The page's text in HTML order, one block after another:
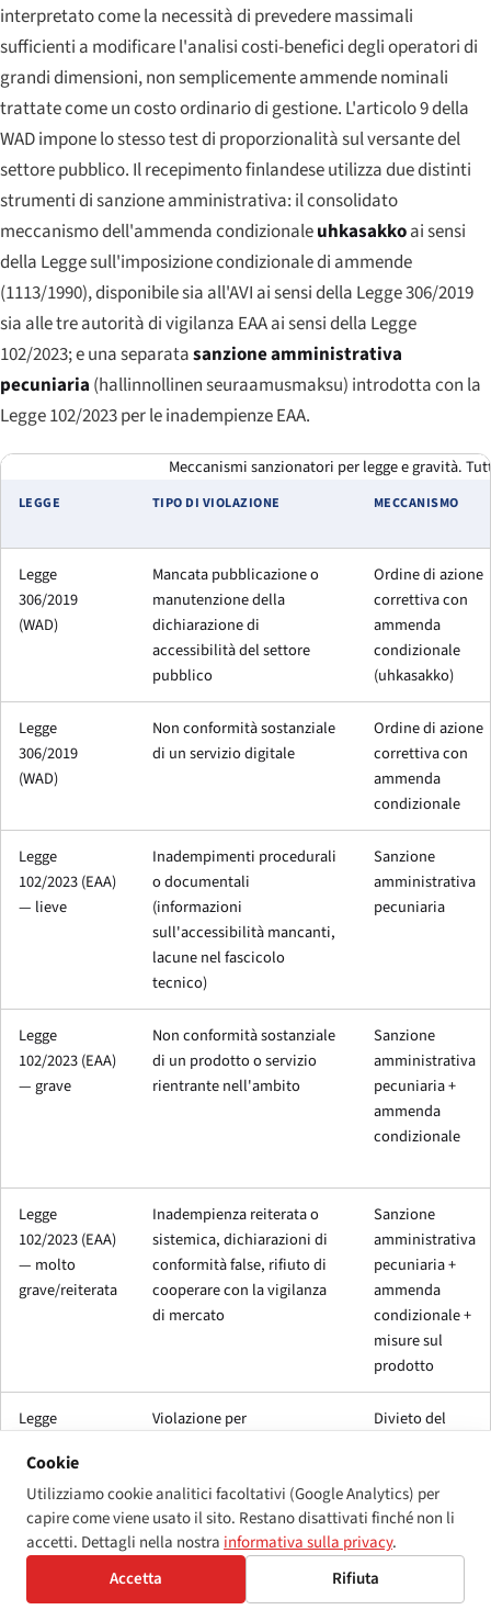
interpretato come la necessità di prevedere massimali
sufficienti a modificare l'analisi costi-benefici degli operatori di
grandi dimensioni, non semplicemente ammende nominali
trattate come un costo ordinario di gestione. L'articolo 9 della
WAD impone lo stesso test di proporzionalità sul versante del
settore pubblico. Il recepimento finlandese utilizza due distinti
strumenti di sanzione amministrativa: il consolidato
meccanismo dell'ammenda condizionaleuhkasakkoai sensi
della Legge sull'imposizione condizionale di ammende
(1113/1990), disponibile sia all'AVI ai sensi della Legge 306/2019
sia alle tre autorità di vigilanza EAA ai sensi della Legge
102/2023; e una separatasanzione amministrativa
pecuniaria (hallinnollinen seuraamusmaksu) introdotta con la
Legge 102/2023 per le inadempienze EAA.
Meccanismi sanzionatori per legge e gravità.
LEGGE TIPO DI VIOLAZIONE MECCANISMO
Legge
306/2019
(WAD)
Mancata pubblicazione o
manutenzione della
dichiarazione di
accessibilità del settore
pubblico
Ordine di azione
correttiva con
ammenda
condizionale
(uhkasakko)
Legge
306/2019
(WAD)
Non conformità sostanziale
di un servizio digitale
Ordine di azione
correttiva con
ammenda
condizionale
Legge
102/2023 (EAA)
— lieve
Inadempimenti procedurali
o documentali
(informazioni
sull'accessibilità mancanti,
lacune nel fascicolo
tecnico)
Sanzione
amministrativa
pecuniaria
Legge
102/2023 (EAA)
— grave
Non conformità sostanziale
di un prodotto o servizio
rientrante nell'ambito
Sanzione
amministrativa
pecuniaria +
ammenda
condizionale
Legge
102/2023 (EAA)
— molto
grave/reiterata
Inadempienza reiterata o
sistemica, dichiarazioni di
conformità false, rifiuto di
cooperare con la vigilanza
di mercato
Sanzione
amministrativa
pecuniaria +
ammenda
condizionale +
misure sul
prodotto
Legge
(YVL)
Violazione per
l'inaccessibilità digitale
qualificata come
discriminazione)
Divieto del
condizionale
Cookie
Utilizziamo cookie analitici facoltativi (Google Analytics) per
capire come viene usato il sito. Restano disattivati finché non li
accetti. Dettagli nella nostra informativa sulla privacy.
Accetta
Rifiuta